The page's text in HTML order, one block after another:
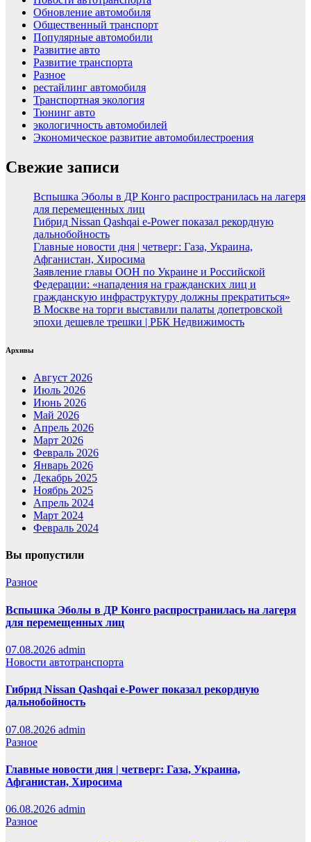
Обновление автомобиля
Общественный транспорт
Популярные автомобили
Развитие авто
Развитие транспорта
Разное
рестайлинг автомобиля
Транспортная экология
Тюнинг авто
экологичность автомобилей
Экономическое развитие автомобилестроения
Свежие записи
Вспышка Эболы в ДР Конго распространилась на лагеря
для перемещенных лиц
Гибрид Nissan Qashqai e-Power показал рекордную
дальнобойность
Главные новости дня | четверг: Газа, Украина,
Афганистан, Хиросима
Заявление главы ООН по Украине и Российской
Федерации: «нападения на гражданских лиц и
гражданскую инфраструктуру должны прекратиться»
В Москве на торги выставили палаты допетровской
эпохи дешевле трешки | РБК Недвижимость
Архивы
Август 2026
Июль 2026
Июнь 2026
Май 2026
Апрель 2026
Март 2026
Февраль 2026
Январь 2026
Декабрь 2025
Ноябрь 2025
Апрель 2024
Март 2024
Февраль 2024
Вы пропустили
Разное
Вспышка Эболы в ДР Конго распространилась на лагеря
для перемещенных лиц
07.08.2026 admin
Новости автотранспорта
Гибрид Nissan Qashqai e-Power показал рекордную
дальнобойность
07.08.2026 admin
Разное
Главные новости дня | четверг: Газа, Украина,
Афганистан, Хиросима
06.08.2026 admin
Разное